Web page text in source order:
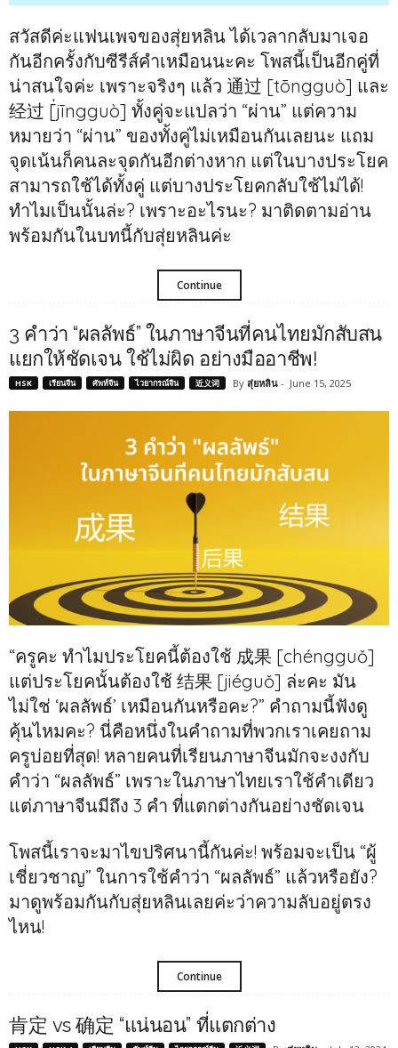
สวัสดีค่ะแฟนเพจของสุ่ยหลิน ได้เวลากลับมาเจอ
กันอีกครั้งกับซีรีส์คำเหมือนนะคะ โพสนี้เป็นอีกคู่ที่
น่าสนใจค่ะ เพราะจริงๆ แล้ว 通过 [tōngguò] และ
经过 [่jīngguò] ทั้งคู่จะแปลว่า “ผ่าน” แต่ความ
หมายว่า “ผ่าน” ของทั้งคู่ไม่เหมือนกันเลยนะ แถม
จุดเน้นก็คนละจุดกันอีกต่างหาก แต่ในบางประโยค
สามารถใช้ได้ทั้งคู่ แต่บางประโยคกลับใช้ไม่ได้!
ทำไมเป็นนั้นล่ะ? เพราะอะไรนะ? มาติดตามอ่าน
พร้อมกันในบทนี้กับสุ่ยหลินค่ะ
Continue
3 คำว่า “ผลลัพธ์” ในภาษาจีนที่คนไทยมักสับสน
แยกให้ชัดเจน ใช้ไม่ผิด อย่างมืออาชีพ!
HSK เรียนจีน ศัพท์จีน ไวยากรณ์จีน 近义词 By สุ่ยหลิน - June 15, 2025
“ครูคะ ทำไมประโยคนี้ต้องใช้ 成果 [chéngguǒ]
แต่ประโยคนั้นต้องใช้ 结果 [jiéguǒ] ล่ะคะ มัน
ไม่ใช่ ‘ผลลัพธ์’ เหมือนกันหรือคะ?” คำถามนี้ฟังดู
คุ้นไหมคะ? นี่คือหนึ่งในคำถามที่พวกเราเคยถาม
ครูบ่อยที่สุด! หลายคนที่เรียนภาษาจีนมักจะงงกับ
คำว่า “ผลลัพธ์” เพราะในภาษาไทยเราใช้คำเดียว
แต่ภาษาจีนมีถึง 3 คำ ที่แตกต่างกันอย่างชัดเจน
โพสนี้เราจะมาไขปริศนานี้กันค่ะ! พร้อมจะเป็น “ผู้
เชี่ยวชาญ” ในการใช้คำว่า “ผลลัพธ์” แล้วหรือยัง?
มาดูพร้อมกันกับสุ่ยหลินเลยค่ะว่าความลับอยู่ตรง
ไหน!
Continue
肯定 vs 确定 “แน่นอน” ที่แตกต่าง